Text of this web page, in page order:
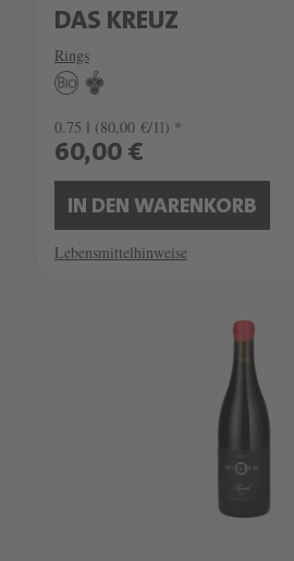
DAS KREUZ
Rings
0.75 l (80,00 €/1l) *
60,00 €
IN DEN WARENKORB
Lebensmittelhinweise